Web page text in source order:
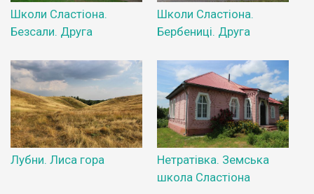
Школи Сластіона.
Безсали. Друга
Школи Сластіона.
Бербениці. Друга
Лубни. Лиса гора
Нетратівка. Земська
школа Сластіона